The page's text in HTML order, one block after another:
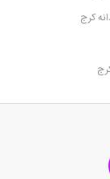
کرج